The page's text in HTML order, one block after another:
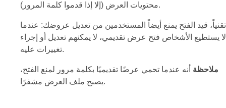
محتويات العرض (إلا إذا قدموا كلمة المرور).
تقنياً، قيد الفتح يمنع أيضاً المستخدمين من تعديل عروضك: عندما
لا يستطيع الأشخاص فتح عرض تقديمي، لا يمكنهم تعديل أو إجراء
تغييرات عليه.
ملاحظة أنه عندما تحمي عرضًا تقديميًا بكلمة مرور لمنع الفتح،
يصبح ملف العرض مشفرًا.